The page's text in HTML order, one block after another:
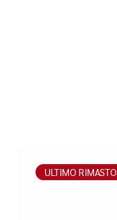
ULTIMO RIMASTO